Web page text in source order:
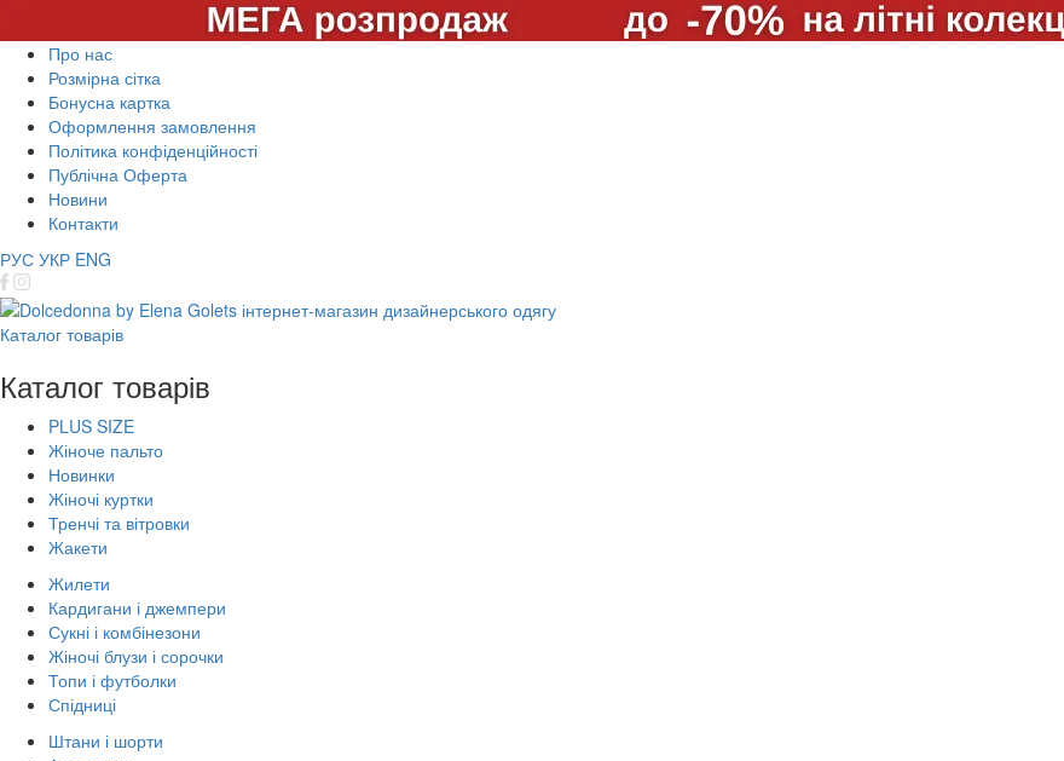
Про нас
Розмірна сітка
Бонусна картка
Оформлення замовлення
Політика конфіденційності
Публічна Оферта
Новини
Контакти
РУС УКР ENG
Каталог товарів
Каталог товарів
PLUS SIZE
Жіноче пальто
Новинки
Жіночі куртки
Тренчі та вітровки
Жакети
Жилети
Кардигани і джемпери
Сукні і комбінезони
Жіночі блузи і сорочки
Топи і футболки
Спідниці
Штани і шорти